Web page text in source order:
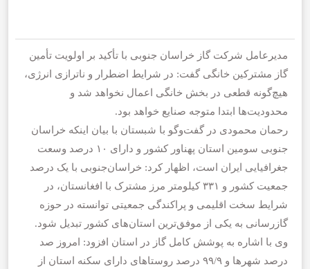
مدیرعامل شرکت گاز خراسان جنوبی با تأکید بر اولویت تأمین
گاز مشترکین خانگی گفت: در شرایط اضطرار و ناترازی انرژی،
هیچ‌گونه قطعی در بخش خانگی اعمال نخواهد شد و
محدودیت‌ها ابتدا متوجه صنایع خواهد بود.
رحمان محمودی در گفت‌وگو با شبستان با بیان اینکه خراسان
جنوبی سومین استان پهناور کشور و دارای ۱۰ درصد وسعت
جغرافیایی ایران است، اظهار کرد: خراسان‌جنوبی با یک درصد
جمعیت کشور و ۳۳۱ کیلومتر مرز مشترک با افغانستان، در
شرایط سخت اقلیمی و پراکندگی جمعیتی توانسته در حوزه
گازرسانی به یکی از موفق‌ترین استان‌های کشور تبدیل شود.
وی با اشاره به پوشش کامل گاز در استان افزود: امروز صد
درصد شهرها و ۹۹/۹ درصد روستاهای دارای سکنه استان از